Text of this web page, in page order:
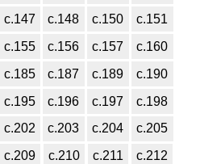
с.147 с.148 с.150
с.151
с.155 с.156 с.157
с.160
с.185 с.187 с.189
с.190
с.195 с.196 с.197
с.198
с.202 с.203 с.204
с.205
с.209 с.210 с.211
с.212